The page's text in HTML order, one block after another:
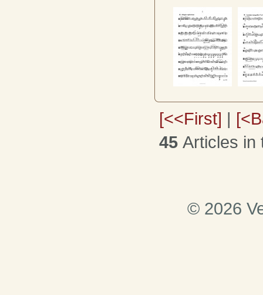
[<<First] |
45 Articles in
© 2026